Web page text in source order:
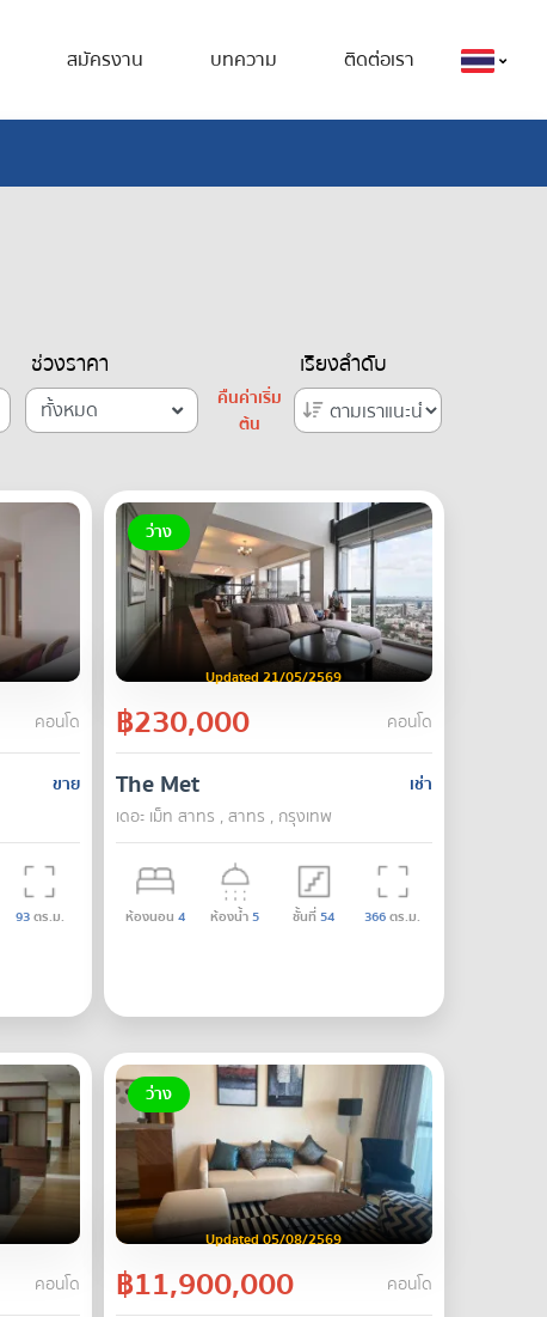
สมัครงาน บทความ ติดต่อเรา
ช่วงราคา
ทั้งหมด
คืนค่าเริ่ม
ต้น
เรียงลำดับ
คอนโด
ขาย
93ตร.ม.
ว่าง
Updated 21/05/2569
฿230,000 คอนโด
เช่า
The Met
เดอะ เม็ท สาทร , สาทร , กรุงเทพ
ห้องนอน 4 ห้องน้ำ5 ชั้นที่54 366ตร.ม.
คอนโด
ว่าง
Updated 05/08/2569
฿11,900,000 คอนโด